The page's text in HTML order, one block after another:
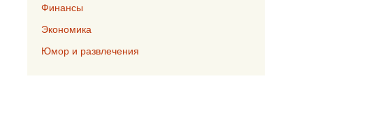
Финансы
Экономика
Юмор и развлечения